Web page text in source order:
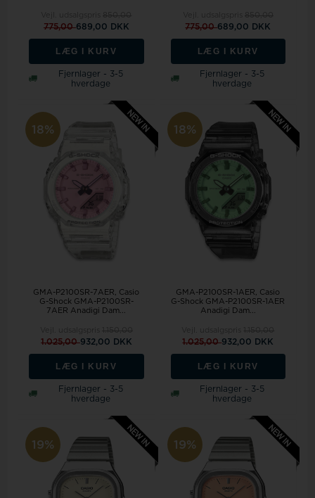
775,00689,00 DKK
LÆG I KURV
Fjernlager - 3-5
hverdage
775,00689,00 DKK
LÆG I KURV
Fjernlager - 3-5
hverdage
18%
GMA-P2100SR-7AER, Casio
G-Shock GMA-P2100SR-
7AER Anadigi Dam...
1.025,00932,00 DKK
LÆG I KURV
Fjernlager - 3-5
hverdage
18%
GMA-P2100SR-1AER, Casio
G-Shock GMA-P2100SR-1AER
Anadigi Dam...
1.025,00932,00 DKK
LÆG I KURV
Fjernlager - 3-5
hverdage
19% 19%